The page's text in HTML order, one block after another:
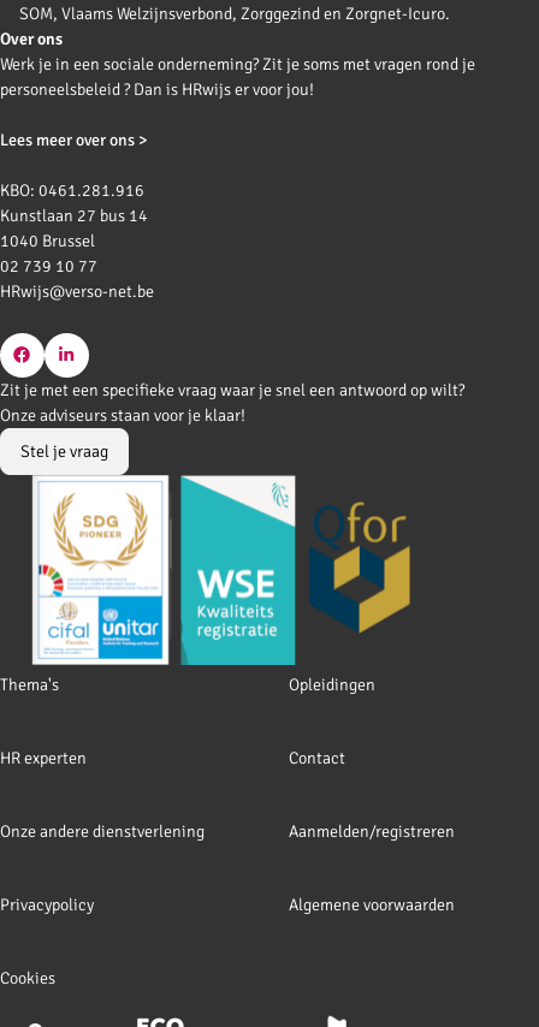
SOM, Vlaams Welzijnsverbond, Zorggezind en Zorgnet-Icuro.
Over ons
Werk je in een sociale onderneming? Zit je soms met vragen rond je
personeelsbeleid ? Dan is HRwijs er voor jou!
Lees meer over ons >
KBO: 0461.281.916
Kunstlaan 27 bus 14
1040 Brussel
02 739 10 77
HRwijs@verso-net.be
Go
to
Facebook
Go
to
LinkedIn
Footer
Thema's Opleidingen
HR experten Contact
Onze andere dienstverlening Aanmelden/registreren
Privacypolicy Algemene voorwaarden
Cookies
Zit je met een specifieke vraag waar je snel een antwoord op wilt?
Onze adviseurs staan voor je klaar!
Stel je vraag